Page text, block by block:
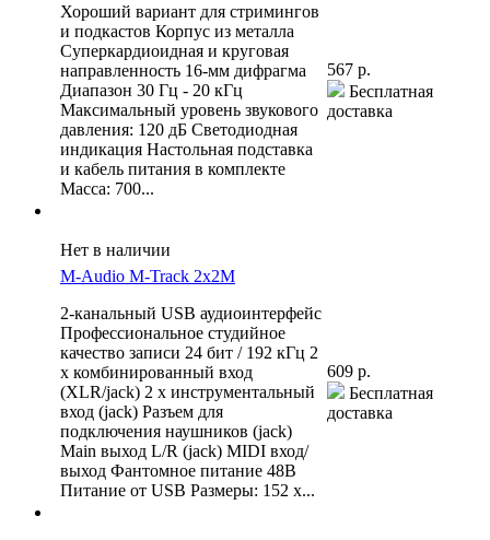
Хороший вариант для стримингов
и подкастов Корпус из металла
Суперкардиоидная и круговая
направленность 16-мм дифрагма
Диапазон 30 Гц - 20 кГц
Максимальный уровень звукового
давления: 120 дБ Светодиодная
индикация Настольная подставка
и кабель питания в комплекте
Масса: 700...
567 р.
Бесплатная
доставка
Нет в наличии
M-Audio M-Track 2x2M
2-канальный USB аудиоинтерфейс
Профессиональное студийное
качество записи 24 бит / 192 кГц 2
x комбинированный вход
(XLR/jack) 2 x инструментальный
вход (jack) Разъем для
подключения наушников (jack)
Main выход L/R (jack) MIDI вход/
выход Фантомное питание 48В
Питание от USB Размеры: 152 x...
609 р.
Бесплатная
доставка